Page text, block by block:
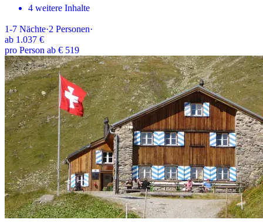
4 weitere Inhalte
1-7 Nächte·2 Personen·
ab 1.037 €
pro Person ab € 519